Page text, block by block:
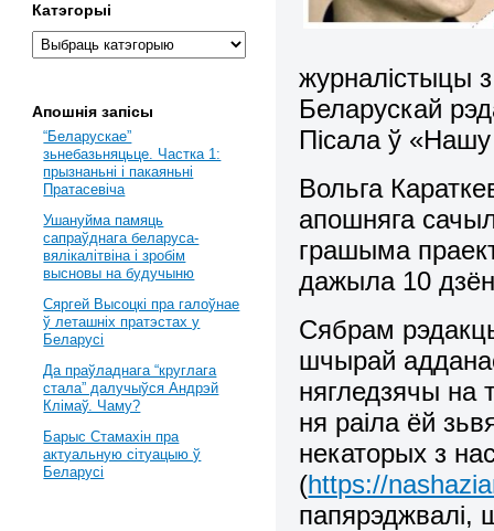
журналістыцы
Беларускай
Пісала ў «Нашу
Вольга
апошняга
грашыма
дажыла 10
Сябрам
шчырай
нягледзячы на
ня раіла ёй
некаторых з
(https://
папярэджвалі,
Катэгорыі
Апошнія запісы
“Беларускае”
зьнебазьняцьце. Частка 1:
прызнаньні і пакаяньні
Пратасевіча
Ушануйма памяць
сапраўднага беларуса-
вялікалітвіна і зробім
высновы на будучыню
Сяргей Высоцкі пра галоўнае
ў леташніх пратэстах у
Беларусі
Да праўладнага “круглага
стала” далучыўся Андрэй
Клімаў. Чаму?
Барыс Стамахін пра
актуальную сітуацыю ў
Беларусі